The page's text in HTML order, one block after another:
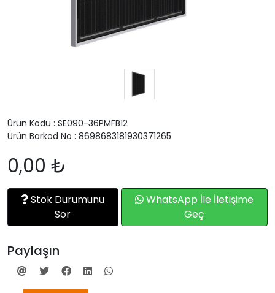
Ürün Kodu : SE090-36PMFB12
Ürün Barkod No : 8698683181930371265
0,00 ₺
Stok Durumunu
Sor
WhatsApp İle İletişime
Geç
Paylaşın